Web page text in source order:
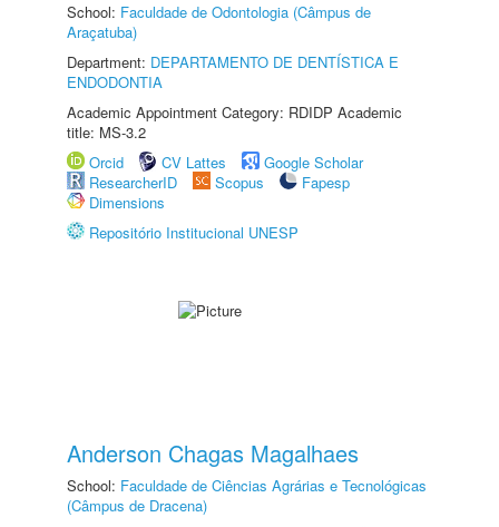
School: Faculdade de Odontologia (Câmpus de
Araçatuba)
Department: DEPARTAMENTO DE DENTÍSTICA E
ENDODONTIA
Academic Appointment Category: RDIDP Academic
title: MS-3.2
Orcid
CV Lattes
Google Scholar
ResearcherID
Scopus
Fapesp
Dimensions
Repositório Institucional UNESP
Anderson Chagas Magalhaes
School: Faculdade de Ciências Agrárias e Tecnológicas
(Câmpus de Dracena)